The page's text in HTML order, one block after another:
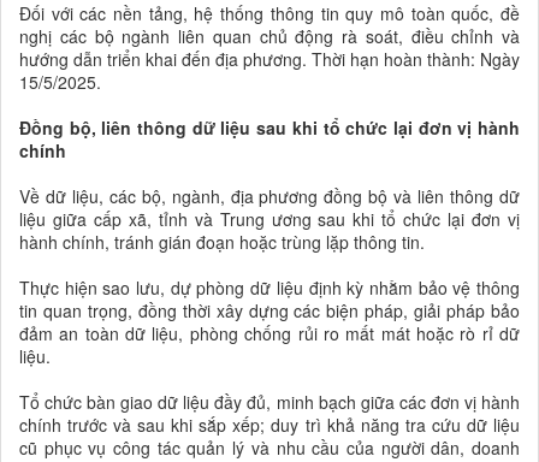
Đối với các nền tảng, hệ thống thông tin quy mô toàn quốc, đề
nghị các bộ ngành liên quan chủ động rà soát, điều chỉnh và
hướng dẫn triển khai đến địa phương. Thời hạn hoàn thành: Ngày
15/5/2025.
Đồng bộ, liên thông dữ liệu sau khi tổ chức lại đơn vị hành
chính
Về dữ liệu, các bộ, ngành, địa phương đồng bộ và liên thông dữ
liệu giữa cấp xã, tỉnh và Trung ương sau khi tổ chức lại đơn vị
hành chính, tránh gián đoạn hoặc trùng lặp thông tin.
Thực hiện sao lưu, dự phòng dữ liệu định kỳ nhằm bảo vệ thông
tin quan trọng, đồng thời xây dựng các biện pháp, giải pháp bảo
đảm an toàn dữ liệu, phòng chống rủi ro mất mát hoặc rò rỉ dữ
liệu.
Tổ chức bàn giao dữ liệu đầy đủ, minh bạch giữa các đơn vị hành
chính trước và sau khi sắp xếp; duy trì khả năng tra cứu dữ liệu
cũ phục vụ công tác quản lý và nhu cầu của người dân, doanh